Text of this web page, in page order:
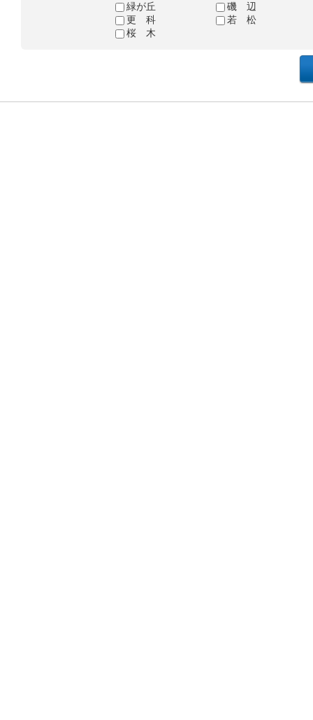
緑が丘
磯 辺
更 科
若 松
桜 木